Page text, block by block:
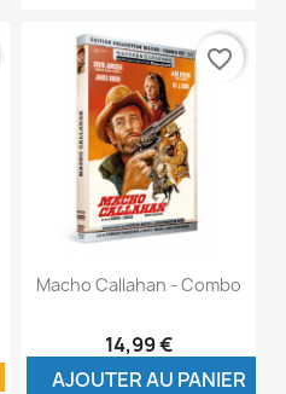
Macho Callahan - Combo
14,99 €
AJOUTER AU PANIER
favorite_border